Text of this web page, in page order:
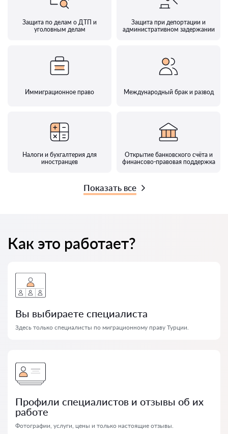
Защита по делам о ДТП и
уголовным делам
Защита при депортации и
административном задержании
Иммиграционное право Международный брак и развод
Налоги и бухгалтерия для
иностранцев
Открытие банковского счёта и
финансово-правовая поддержка
Показать все
Как это работает?
Вы выбираете специалиста
Здесь только специалисты по миграционному праву Турции.
Профили специалистов и отзывы об их
работе
Фотографии, услуги, цены и только настоящие отзывы.